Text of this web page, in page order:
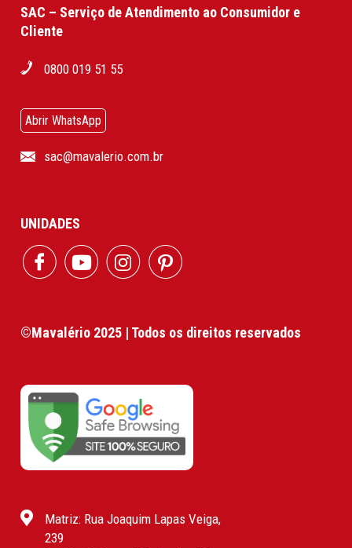
SAC – Serviço de Atendimento ao Consumidor e
Cliente
0800 019 51 55
Abrir WhatsApp
sac@mavalerio.com.br
UNIDADES
©Mavalério 2025 | Todos os direitos reservados
Matriz: Rua Joaquim Lapas Veiga,
239